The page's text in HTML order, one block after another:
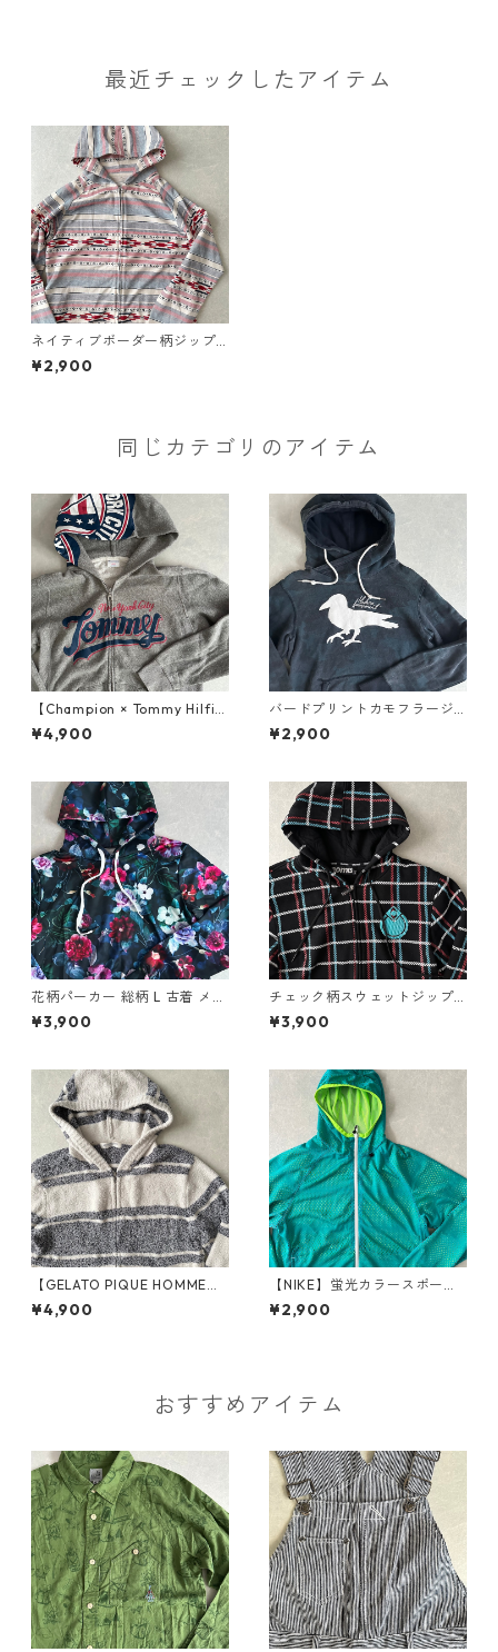
最近チェックしたアイテム
ネイティブボーダー柄ジップ
アップパーカー 総柄 L 古着 メ
ンズ
¥2,900
同じカテゴリのアイテム
【Champion × Tommy Hilfig
er】リバースウィーブロゴプ
リント裏毛スウェットジップ
¥4,900
バードプリントカモフラージ
ュ柄スウェットパーカー カモ
フラ柄 L 古着 メンズ
¥2,900
花柄パーカー 総柄 L 古着 メン
ズ
¥3,900
チェック柄スウェットジップ
アップパーカー チェック柄 M
古着 メンズ
¥3,900
【GELATO PIQUE HOMME】
ボーダー柄フリースダブルジ
ップパーカー ボーダー柄 M 古
¥4,900
【NIKE】蛍光カラースポーテ
ィブジップアップパーカー グ
リーン S 古着 メンズ
¥2,900
おすすめアイテム